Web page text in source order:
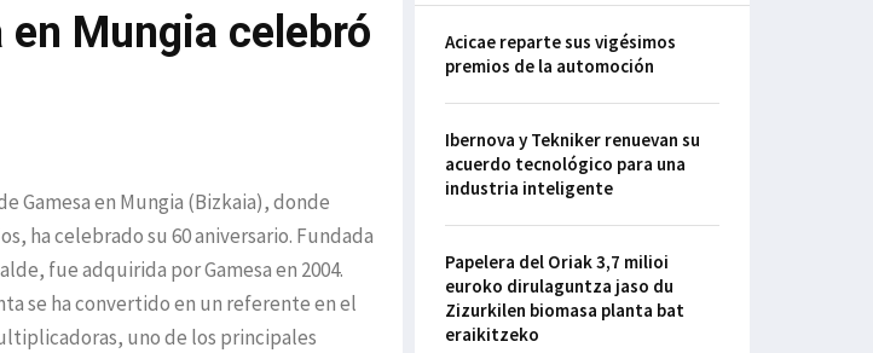
Mungia celebró
Gamesa en Mungia (Bizkaia), donde
ha celebrado su 60 aniversario. Fundada
fue adquirida por Gamesa en 2004.
se ha convertido en un referente en el
uno de los principales
Acicae reparte sus vigésimos
premios de la automoción
Ibernova y Tekniker renuevan su
acuerdo tecnológico para una
industria inteligente
Papelera del Oriak 3,7 milioi
euroko dirulaguntza jaso du
Zizurkilen biomasa planta bat
eraikitzeko